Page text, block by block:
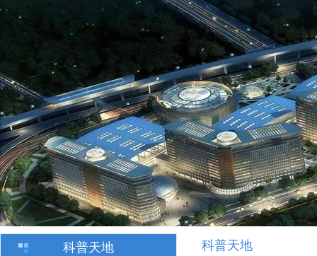
科普天地 科普天地